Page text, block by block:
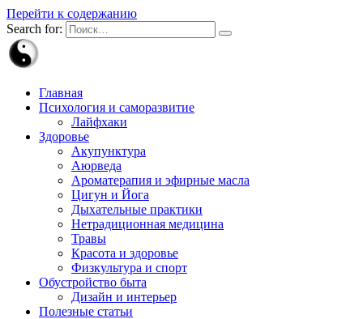
Перейти к содержанию
Search for:
Главная
Психология и саморазвитие
Лайфхаки
Здоровье
Акупунктура
Аюрведа
Ароматерапия и эфирные масла
Цигун и Йога
Дыхательные практики
Нетрадиционная медицина
Травы
Красота и здоровье
Физкультура и спорт
Обустройство быта
Дизайн и интерьер
Полезные статьи